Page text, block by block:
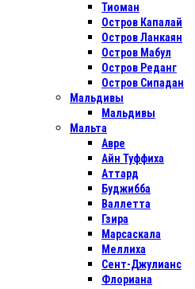
Тиоман
Остров Капалай
Остров Ланкаян
Остров Мабул
Остров Реданг
Остров Сипадан
Мальдивы
Мальдивы
Мальта
Авре
Айн Туффиха
Аттард
Буджибба
Валлетта
Гзира
Марсаскала
Меллиха
Сент-Джулианс
Флориана